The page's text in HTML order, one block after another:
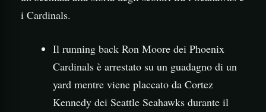
i Cardinals.
Il running back Ron Moore dei Phoenix
Cardinals è arrestato su un guadagno di un
yard mentre viene placcato da Cortez
Kennedy dei Seattle Seahawks durante il